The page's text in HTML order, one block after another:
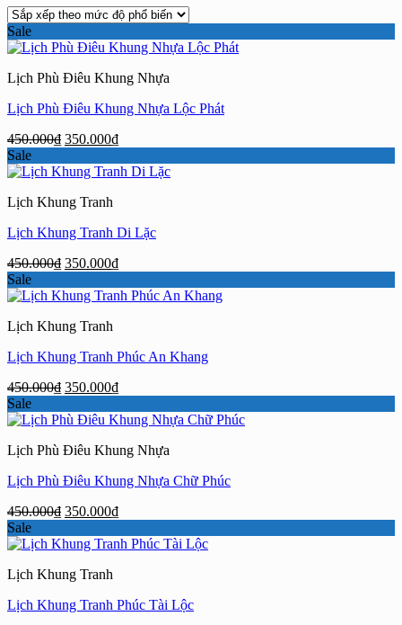
xếp
mức
Sale
Lịch Phù Điêu Khung Nhựa
Lịch Phù Điêu Khung Nhựa Lộc Phát
450.000₫ Giá
là:
350.000₫Giá
tại
Sale
Lịch Khung Tranh
Lịch Khung Tranh Di Lặc
450.000₫ Giá
là:
350.000₫Giá
tại
Sale
Lịch Khung Tranh
Lịch Khung Tranh Phúc An Khang
450.000₫ Giá
là:
350.000₫Giá
tại
350.000₫.
Sale
Lịch Phù Điêu Khung Nhựa
Lịch Phù Điêu Khung Nhựa Chữ Phúc
450.000₫ Giá
là:
350.000₫Giá
tại
Sale
Lịch Khung Tranh
Lịch Khung Tranh Phúc Tài Lộc